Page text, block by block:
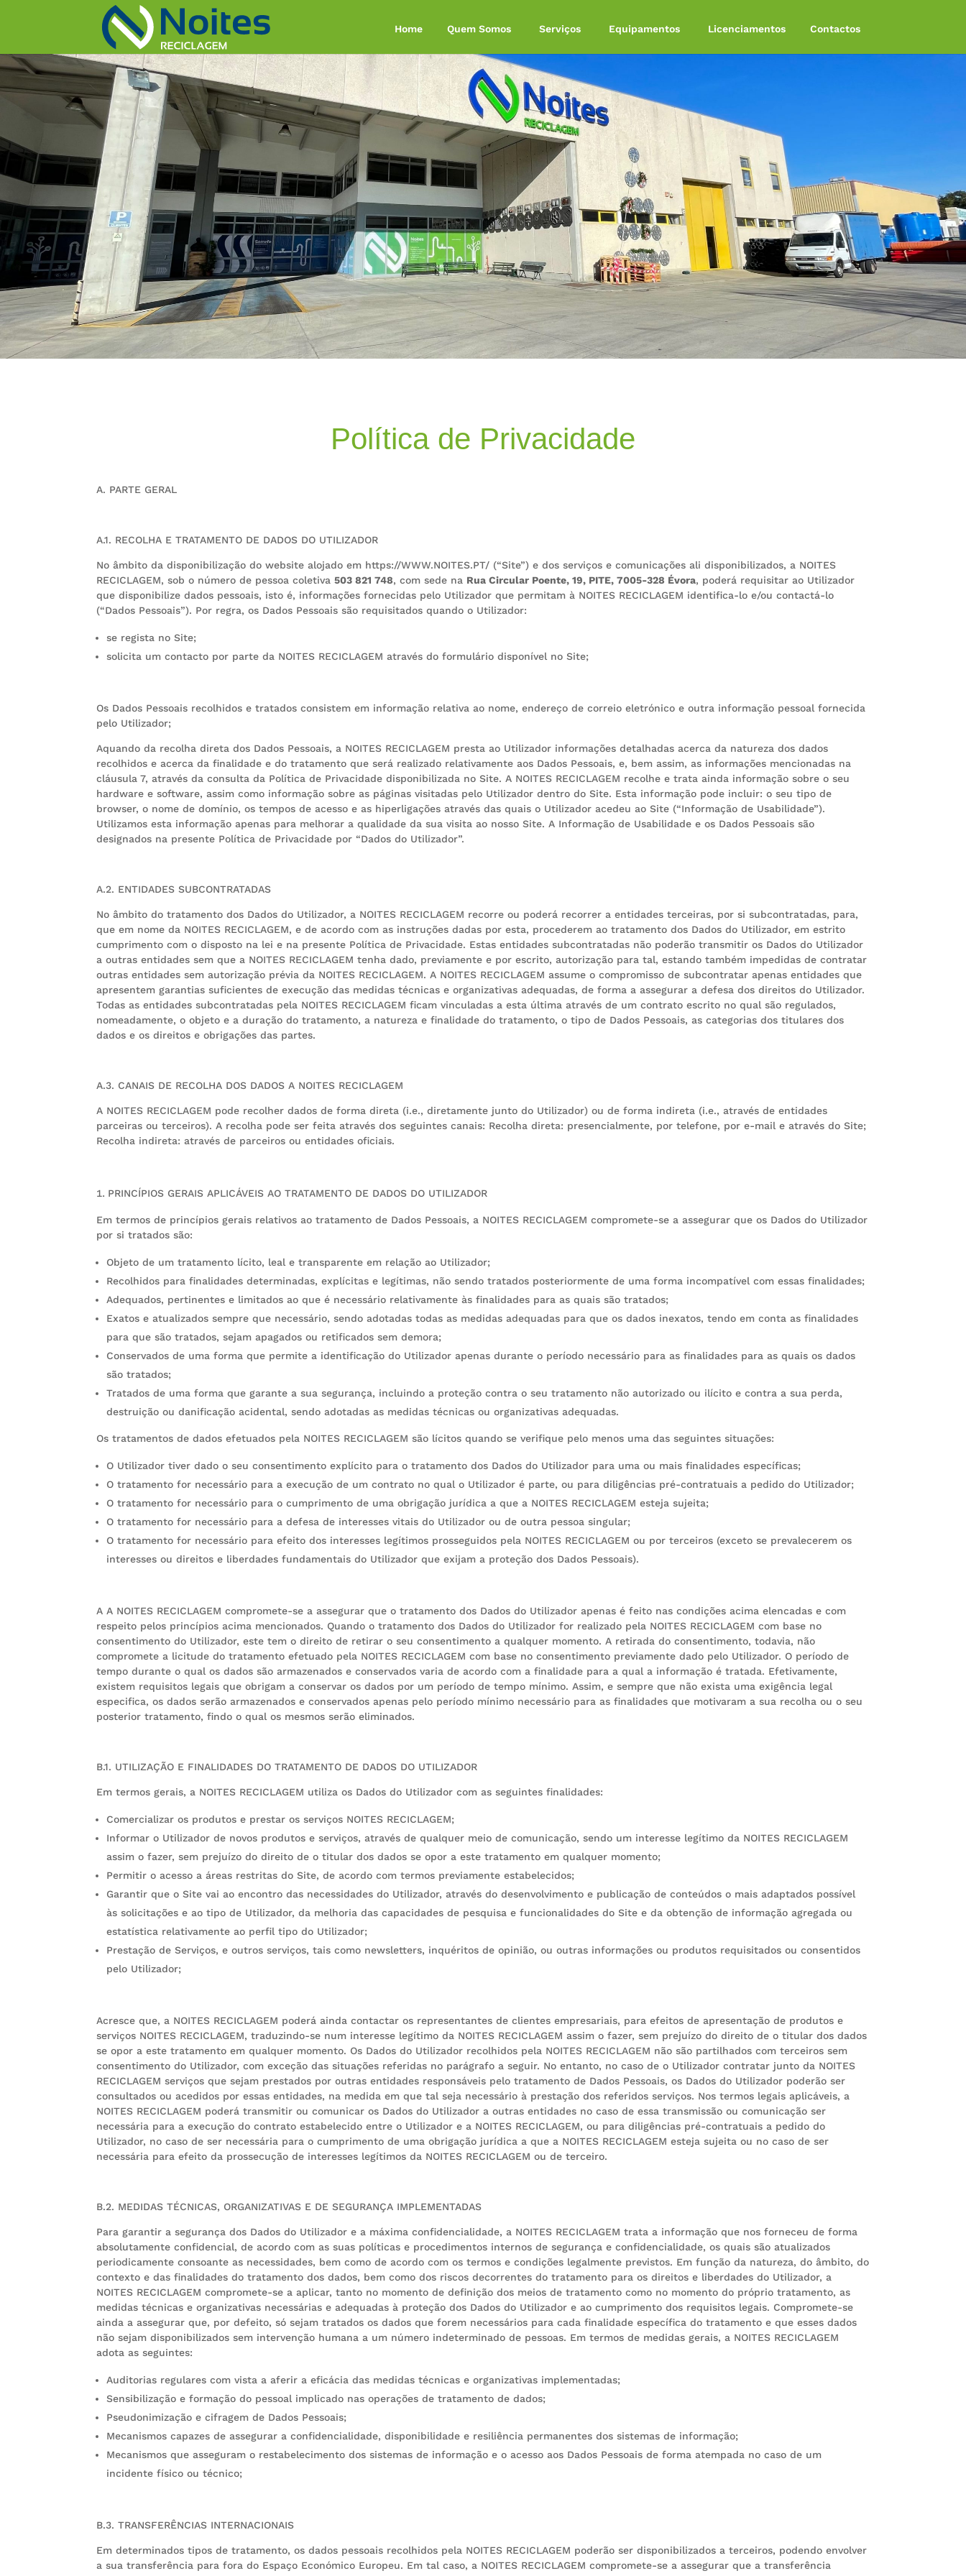
Home Quem Somos Serviços Equipamentos Licenciamentos Contactos
Política de Privacidade
A. PARTE GERAL
A.1. RECOLHA E TRATAMENTO DE DADOS DO UTILIZADOR
No âmbito da disponibilização do website alojado em https://WWW.NOITES.PT/ (“Site”) e dos serviços e comunicações ali disponibilizados, a NOITES
RECICLAGEM, sob o número de pessoa coletiva503 821 748, com sede na Rua Circular Poente, 19, PITE, 7005-328 Évora, poderá requisitar ao Utilizador
que disponibilize dados pessoais, isto é, informações fornecidas pelo Utilizador que permitam à NOITES RECICLAGEM identifica-lo e/ou contactá-lo
(“Dados Pessoais”). Por regra, os Dados Pessoais são requisitados quando o Utilizador:
se regista no Site;
solicita um contacto por parte da NOITES RECICLAGEM através do formulário disponível no Site;
Os Dados Pessoais recolhidos e tratados consistem em informação relativa ao nome, endereço de correio eletrónico e outra informação pessoal fornecida
pelo Utilizador;
Aquando da recolha direta dos Dados Pessoais, a NOITES RECICLAGEM presta ao Utilizador informações detalhadas acerca da natureza dos dados
recolhidos e acerca da finalidade e do tratamento que será realizado relativamente aos Dados Pessoais, e, bem assim, as informações mencionadas na
cláusula 7, através da consulta da Política de Privacidade disponibilizada no Site. A NOITES RECICLAGEM recolhe e trata ainda informação sobre o seu
hardware e software, assim como informação sobre as páginas visitadas pelo Utilizador dentro do Site. Esta informação pode incluir: o seu tipo de
browser, o nome de domínio, os tempos de acesso e as hiperligações através das quais o Utilizador acedeu ao Site (“Informação de Usabilidade”).
Utilizamos esta informação apenas para melhorar a qualidade da sua visita ao nosso Site. A Informação de Usabilidade e os Dados Pessoais são
designados na presente Política de Privacidade por “Dados do Utilizador”.
A.2. ENTIDADES SUBCONTRATADAS
No âmbito do tratamento dos Dados do Utilizador, a NOITES RECICLAGEM recorre ou poderá recorrer a entidades terceiras, por si subcontratadas, para,
que em nome da NOITES RECICLAGEM, e de acordo com as instruções dadas por esta, procederem ao tratamento dos Dados do Utilizador, em estrito
cumprimento com o disposto na lei e na presente Política de Privacidade. Estas entidades subcontratadas não poderão transmitir os Dados do Utilizador
a outras entidades sem que a NOITES RECICLAGEM tenha dado, previamente e por escrito, autorização para tal, estando também impedidas de contratar
outras entidades sem autorização prévia da NOITES RECICLAGEM. A NOITES RECICLAGEM assume o compromisso de subcontratar apenas entidades que
apresentem garantias suficientes de execução das medidas técnicas e organizativas adequadas, de forma a assegurar a defesa dos direitos do Utilizador.
Todas as entidades subcontratadas pela NOITES RECICLAGEM ficam vinculadas a esta última através de um contrato escrito no qual são regulados,
nomeadamente, o objeto e a duração do tratamento, a natureza e finalidade do tratamento, o tipo de Dados Pessoais, as categorias dos titulares dos
dados e os direitos e obrigações das partes.
A.3. CANAIS DE RECOLHA DOS DADOS A NOITES RECICLAGEM
A NOITES RECICLAGEM pode recolher dados de forma direta (i.e., diretamente junto do Utilizador) ou de forma indireta (i.e., através de entidades
parceiras ou terceiros). A recolha pode ser feita através dos seguintes canais: Recolha direta: presencialmente, por telefone, por e-mail e através do Site;
Recolha indireta: através de parceiros ou entidades oficiais.
PRINCÍPIOS GERAIS APLICÁVEIS AO TRATAMENTO DE DADOS DO UTILIZADOR
Em termos de princípios gerais relativos ao tratamento de Dados Pessoais, a NOITES RECICLAGEM compromete-se a assegurar que os Dados do Utilizador
por si tratados são:
Objeto de um tratamento lícito, leal e transparente em relação ao Utilizador;
Recolhidos para finalidades determinadas, explícitas e legítimas, não sendo tratados posteriormente de uma forma incompatível com essas finalidades;
Adequados, pertinentes e limitados ao que é necessário relativamente às finalidades para as quais são tratados;
Exatos e atualizados sempre que necessário, sendo adotadas todas as medidas adequadas para que os dados inexatos, tendo em conta as finalidades
para que são tratados, sejam apagados ou retificados sem demora;
Conservados de uma forma que permite a identificação do Utilizador apenas durante o período necessário para as finalidades para as quais os dados
são tratados;
Tratados de uma forma que garante a sua segurança, incluindo a proteção contra o seu tratamento não autorizado ou ilícito e contra a sua perda,
destruição ou danificação acidental, sendo adotadas as medidas técnicas ou organizativas adequadas.
Os tratamentos de dados efetuados pela NOITES RECICLAGEM são lícitos quando se verifique pelo menos uma das seguintes situações:
O Utilizador tiver dado o seu consentimento explícito para o tratamento dos Dados do Utilizador para uma ou mais finalidades específicas;
O tratamento for necessário para a execução de um contrato no qual o Utilizador é parte, ou para diligências pré-contratuais a pedido do Utilizador;
O tratamento for necessário para o cumprimento de uma obrigação jurídica a que a NOITES RECICLAGEM esteja sujeita;
O tratamento for necessário para a defesa de interesses vitais do Utilizador ou de outra pessoa singular;
O tratamento for necessário para efeito dos interesses legítimos prosseguidos pela NOITES RECICLAGEM ou por terceiros (exceto se prevalecerem os
interesses ou direitos e liberdades fundamentais do Utilizador que exijam a proteção dos Dados Pessoais).
A A NOITES RECICLAGEM compromete-se a assegurar que o tratamento dos Dados do Utilizador apenas é feito nas condições acima elencadas e com
respeito pelos princípios acima mencionados. Quando o tratamento dos Dados do Utilizador for realizado pela NOITES RECICLAGEM com base no
consentimento do Utilizador, este tem o direito de retirar o seu consentimento a qualquer momento. A retirada do consentimento, todavia, não
compromete a licitude do tratamento efetuado pela NOITES RECICLAGEM com base no consentimento previamente dado pelo Utilizador. O período de
tempo durante o qual os dados são armazenados e conservados varia de acordo com a finalidade para a qual a informação é tratada. Efetivamente,
existem requisitos legais que obrigam a conservar os dados por um período de tempo mínimo. Assim, e sempre que não exista uma exigência legal
especifica, os dados serão armazenados e conservados apenas pelo período mínimo necessário para as finalidades que motivaram a sua recolha ou o seu
posterior tratamento, findo o qual os mesmos serão eliminados.
B.1. UTILIZAÇÃO E FINALIDADES DO TRATAMENTO DE DADOS DO UTILIZADOR
Em termos gerais, a NOITES RECICLAGEM utiliza os Dados do Utilizador com as seguintes finalidades:
Comercializar os produtos e prestar os serviços NOITES RECICLAGEM;
Informar o Utilizador de novos produtos e serviços, através de qualquer meio de comunicação, sendo um interesse legítimo da NOITES RECICLAGEM
assim o fazer, sem prejuízo do direito de o titular dos dados se opor a este tratamento em qualquer momento;
Permitir o acesso a áreas restritas do Site, de acordo com termos previamente estabelecidos;
Garantir que o Site vai ao encontro das necessidades do Utilizador, através do desenvolvimento e publicação de conteúdos o mais adaptados possível
às solicitações e ao tipo de Utilizador, da melhoria das capacidades de pesquisa e funcionalidades do Site e da obtenção de informação agregada ou
estatística relativamente ao perfil tipo do Utilizador;
Prestação de Serviços, e outros serviços, tais como newsletters, inquéritos de opinião, ou outras informações ou produtos requisitados ou consentidos
pelo Utilizador;
Acresce que, a NOITES RECICLAGEM poderá ainda contactar os representantes de clientes empresariais, para efeitos de apresentação de produtos e
serviços NOITES RECICLAGEM, traduzindo-se num interesse legítimo da NOITES RECICLAGEM assim o fazer, sem prejuízo do direito de o titular dos dados
se opor a este tratamento em qualquer momento. Os Dados do Utilizador recolhidos pela NOITES RECICLAGEM não são partilhados com terceiros sem
consentimento do Utilizador, com exceção das situações referidas no parágrafo a seguir. No entanto, no caso de o Utilizador contratar junto da NOITES
RECICLAGEM serviços que sejam prestados por outras entidades responsáveis pelo tratamento de Dados Pessoais, os Dados do Utilizador poderão ser
consultados ou acedidos por essas entidades, na medida em que tal seja necessário à prestação dos referidos serviços. Nos termos legais aplicáveis, a
NOITES RECICLAGEM poderá transmitir ou comunicar os Dados do Utilizador a outras entidades no caso de essa transmissão ou comunicação ser
necessária para a execução do contrato estabelecido entre o Utilizador e a NOITES RECICLAGEM, ou para diligências pré-contratuais a pedido do
Utilizador, no caso de ser necessária para o cumprimento de uma obrigação jurídica a que a NOITES RECICLAGEM esteja sujeita ou no caso de ser
necessária para efeito da prossecução de interesses legítimos da NOITES RECICLAGEM ou de terceiro.
B.2. MEDIDAS TÉCNICAS, ORGANIZATIVAS E DE SEGURANÇA IMPLEMENTADAS
Para garantir a segurança dos Dados do Utilizador e a máxima confidencialidade, a NOITES RECICLAGEM trata a informação que nos forneceu de forma
absolutamente confidencial, de acordo com as suas políticas e procedimentos internos de segurança e confidencialidade, os quais são atualizados
periodicamente consoante as necessidades, bem como de acordo com os termos e condições legalmente previstos. Em função da natureza, do âmbito, do
contexto e das finalidades do tratamento dos dados, bem como dos riscos decorrentes do tratamento para os direitos e liberdades do Utilizador, a
NOITES RECICLAGEM compromete-se a aplicar, tanto no momento de definição dos meios de tratamento como no momento do próprio tratamento, as
medidas técnicas e organizativas necessárias e adequadas à proteção dos Dados do Utilizador e ao cumprimento dos requisitos legais. Compromete-se
ainda a assegurar que, por defeito, só sejam tratados os dados que forem necessários para cada finalidade específica do tratamento e que esses dados
não sejam disponibilizados sem intervenção humana a um número indeterminado de pessoas. Em termos de medidas gerais, a NOITES RECICLAGEM
adota as seguintes:
Auditorias regulares com vista a aferir a eficácia das medidas técnicas e organizativas implementadas;
Sensibilização e formação do pessoal implicado nas operações de tratamento de dados;
Pseudonimização e cifragem de Dados Pessoais;
Mecanismos capazes de assegurar a confidencialidade, disponibilidade e resiliência permanentes dos sistemas de informação;
Mecanismos que asseguram o restabelecimento dos sistemas de informação e o acesso aos Dados Pessoais de forma atempada no caso de um
incidente físico ou técnico;
B.3. TRANSFERÊNCIAS INTERNACIONAIS
Em determinados tipos de tratamento, os dados pessoais recolhidos pela NOITES RECICLAGEM poderão ser disponibilizados a terceiros, podendo envolver
a sua transferência para fora do Espaço Económico Europeu. Em tal caso, a NOITES RECICLAGEM compromete-se a assegurar que a transferência